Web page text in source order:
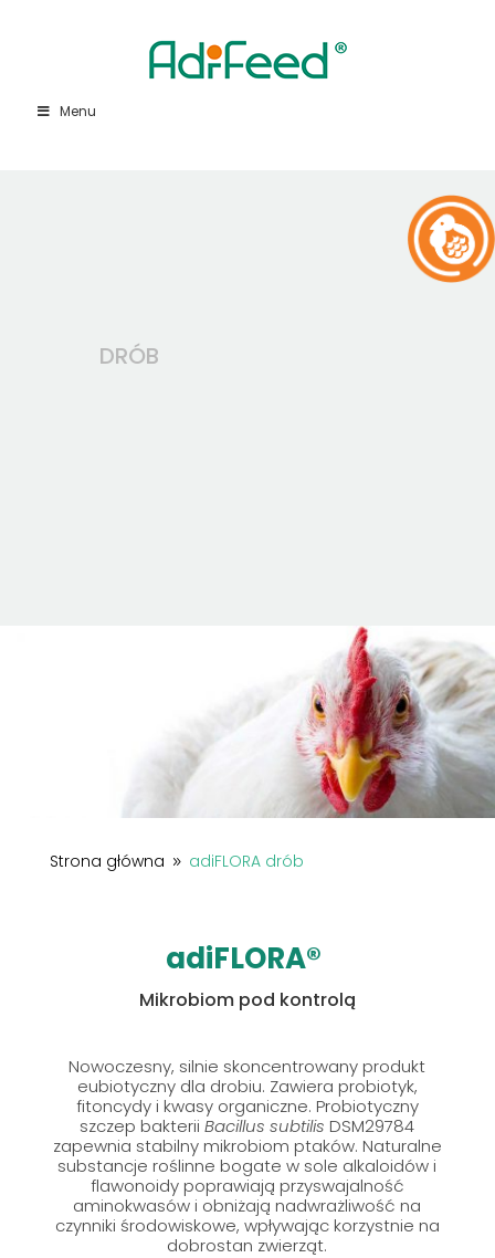
Menu
DRÓB
Strona główna 9 adiFLORA drób
adiFLORA®
Mikrobiom pod kontrolą
Nowoczesny, silnie skoncentrowany produkt
eubiotyczny dla drobiu. Zawiera probiotyk,
fitoncydy i kwasy organiczne. Probiotyczny
szczep bakteriiBacillus subtilis DSM29784
zapewnia stabilny mikrobiom ptaków. Naturalne
substancje roślinne bogate w sole alkaloidów i
flawonoidy poprawiają przyswajalność
aminokwasów i obniżają nadwrażliwość na
czynniki środowiskowe, wpływając korzystnie na
dobrostan zwierząt.